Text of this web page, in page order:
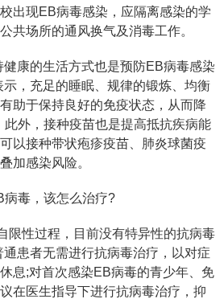
出现EB病毒感染，应隔离感染的学
共场所的通风换气及消毒工作。
康的生活方式也是预防EB病毒感染
示，充足的睡眠、规律的锻炼、均衡
助于保持良好的免疫状态，从而降
外，接种疫苗也是提高抵抗疾病能
以接种带状疱疹疫苗、肺炎球菌疫
加感染风险。
毒，该怎么治疗?
性过程，目前没有特异性的抗病毒
通患者无需进行抗病毒治疗，以对症
息;对首次感染EB病毒的青少年、免
在医生指导下进行抗病毒治疗，抑